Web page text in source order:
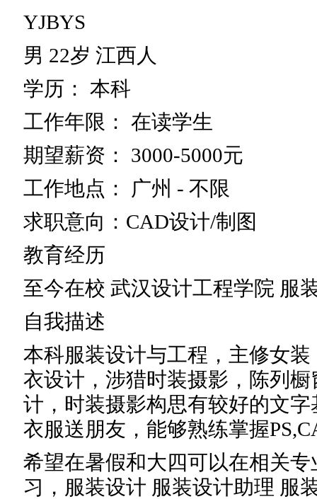
YJBYS
男 22岁 江西人
学历： 本科
工作年限： 在读学生
期望薪资： 3000-5000元
工作地点： 广州 - 不限
求职意向：CAD设计/制图
教育经历
至今在校 武汉设计工程学院 服
自我描述
本科服装设计与工程，主修女
衣设计，涉猎时装摄影，陈列
计，时装摄影构思有较好的文
衣服送朋友，能够熟练掌握
希望在暑假和大四可以在相关
习，服装设计 服装设计助理 服